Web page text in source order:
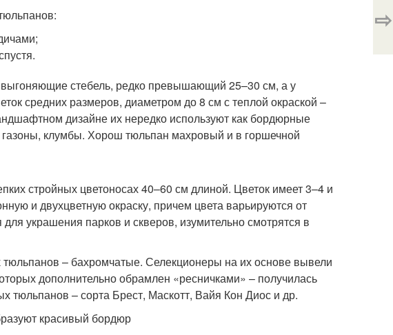
выгоняющие стебель, редко превышающий 25–30 см, а у
средних размеров, диаметром до 8 см с теплой окраской –
дизайне их нередко используют как бордюрные
клумбы. Хорош тюльпан махровый и в горшечной
стройных цветоносах 40–60 см длиной. Цветок имеет 3–4 и
и двухцветную окраску, причем цвета варьируются от
украшения парков и скверов, изумительно смотрятся в
– бахромчатые. Селекционеры на их основе вывели
дополнительно обрамлен «ресничками» – получилась
тюльпанов – сорта Брест, Маскотт, Вайя Кон Диос и др.
красивый бордюр
⇨